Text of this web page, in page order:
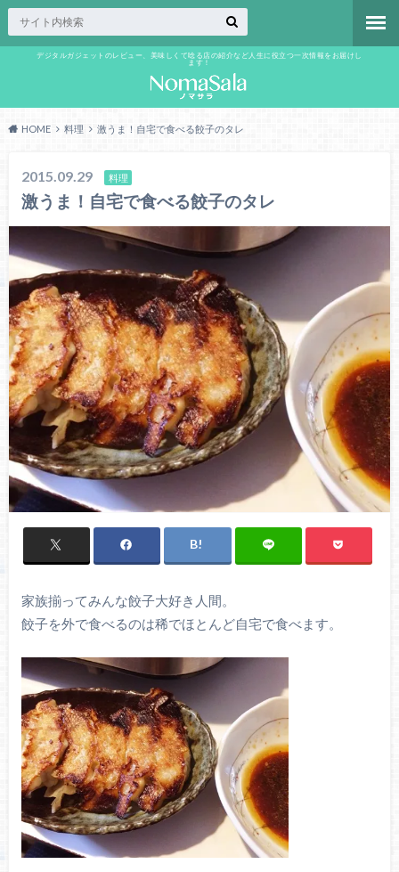
デジタルガジェットのレビュー、美味しくて唸る店の紹介など人生に役立つ一次情報をお届けし
ます！
HOME 料理 激うま！自宅で食べる餃子のタレ
2015.09.29 料理
激うま！自宅で食べる餃子のタレ
家族揃ってみんな餃子大好き人間。
餃子を外で食べるのは稀でほとんど自宅で食べます。